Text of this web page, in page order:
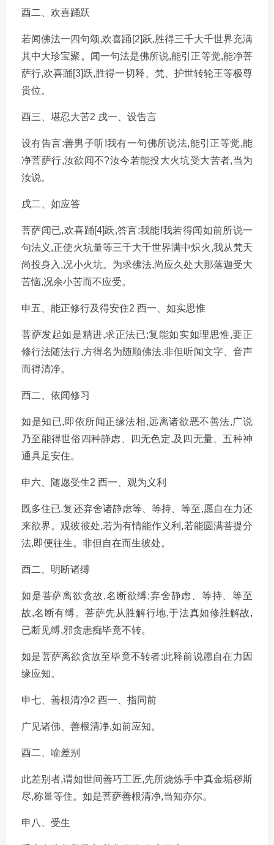
酉二、欢喜踊跃
若闻佛法一四句颂,欢喜踊[2]跃,胜得三千大千世界充满
其中大珍宝聚。闻一句法是佛所说,能引正等觉,能净菩
萨行,欢喜踊[3]跃,胜得一切释、梵、护世转轮王等极尊
贵位。
酉三、堪忍大苦2 戌一、设告言
设有告言:善男子听!我有一句佛所说法,能引正等觉,能
净菩萨行,汝欲闻不?汝今若能投大火坑受大苦者,当为
汝说。
戌二、如应答
菩萨闻已,欢喜踊[4]跃,答言:我能!我若得闻如前所说一
句法义,正使火坑量等三千大千世界满中炽火,我从梵天
尚投身入,况小火坑。为求佛法,尚应久处大那落迦受大
苦恼,况余小苦而不应受。
申五、能正修行及得安住2 酉一、如实思惟
菩萨发起如是精进,求正法已;复能如实如理思惟,要正
修行法随法行,方得名为随顺佛法,非但听闻文字、音声
而得清净。
酉二、依闻修习
如是知已,即依所闻正缘法相,远离诸欲恶不善法,广说
乃至能得世俗四种静虑、四无色定,及四无量、五种神
通具足安住。
申六、随愿受生2 酉一、观为义利
既多住已,复还弃舍诸静虑等、等持、等至,愿自在力还
来欲界。观彼彼处,若为有情能作义利,若能圆满菩提分
法,即便往生。非但自在而生彼处。
酉二、明断诸缚
如是菩萨离欲贪故,名断欲缚;弃舍静虑、等持、等至
故,名断有缚。菩萨先从胜解行地,于法真如修胜解故,
已断见缚,邪贪恚痴毕竟不转。
如是菩萨离欲贪故至毕竟不转者:此释前说愿自在力因
缘应知。
申七、善根清净2 酉一、指同前
广见诸佛、善根清净,如前应知。
酉二、喻差别
此差别者,谓如世间善巧工匠,先所烧炼手中真金垢秽斯
尽,称量等住。如是菩萨善根清净,当知亦尔。
申八、受生